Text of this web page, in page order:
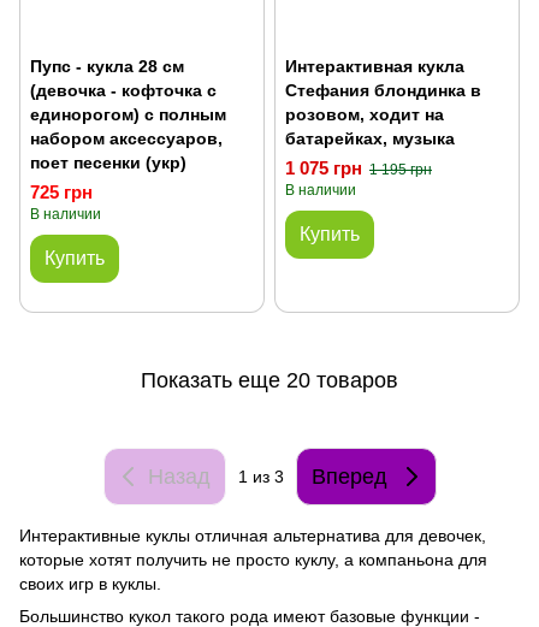
Интерактивные куклы отличная альтернатива для девочек,
которые хотят получить не просто куклу, а компаньона для
своих игр в куклы.
Большинство кукол такого рода имеют базовые функции -
Пупс - кукла 28 см
(девочка - кофточка с
единорогом) с полным
набором аксессуаров,
поет песенки (укр)
725 грн
В наличии
Купить
Интерактивная кукла
Стефания блондинка в
розовом, ходит на
батарейках, музыка
1 075 грн 1 195 грн
В наличии
Купить
Показать еще 20 товаров
Назад 1 из 3 Вперед